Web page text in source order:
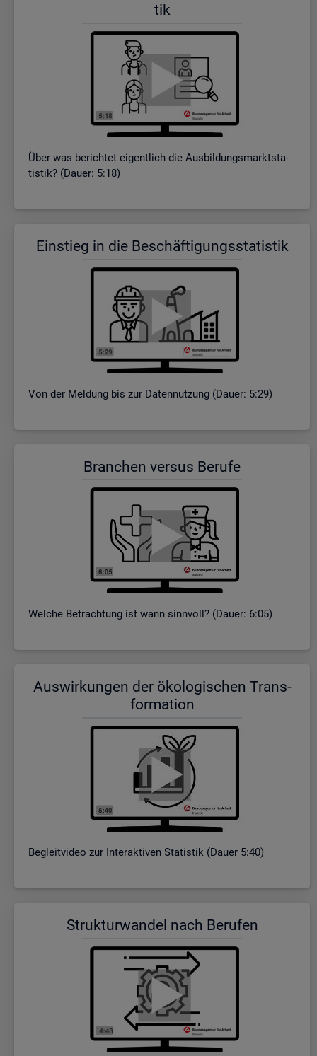
tik
Über was be­rich­tet ei­gent­lich die Aus­bil­dungs­markt­sta­
tis­tik? (Dauer: 5:18)
Ein­stieg in die Be­schäf­ti­gungs­sta­tis­tik
Von der Mel­dung bis zur Da­ten­nut­zung (Dauer: 5:29)
Bran­chen ver­sus Be­ru­fe
Wel­che Be­trach­tung ist wann sinn­voll? (Dauer: 6:05)
Aus­wir­kun­gen der öko­lo­gi­schen Trans­
for­ma­ti­on
Be­gleit­vi­deo zur In­ter­ak­ti­ven Sta­tis­tik (Dauer 5:40)
Struk­tur­wan­del nach Be­ru­fen